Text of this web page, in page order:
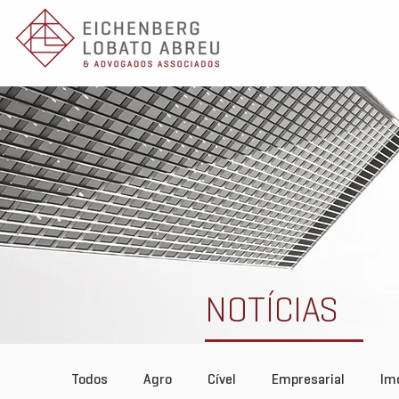
NOTÍCIAS
Todos Agro Cível Empresarial